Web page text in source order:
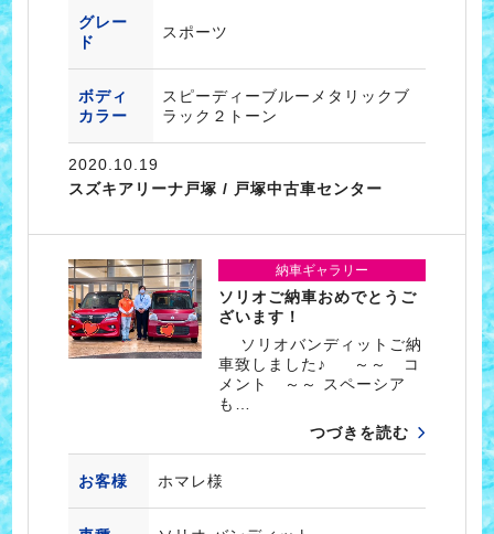
グレー
ド
スポーツ
ボディ
カラー
スピーディーブルーメタリックブ
ラック２トーン
2020.10.19
スズキアリーナ戸塚 / 戸塚中古車センター
納車ギャラリー
ソリオご納車おめでとうご
ざいます！
ソリオバンディットご納
車致しました♪ ～～ コ
メント ～～ スペーシア
も…
つづきを読む
お客様 ホマレ様